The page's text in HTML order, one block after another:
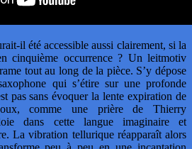
il été accessible aussi clairement, si la
cinquième occurrence ? Un leitmotiv
tout au long de la pièce. S’y dépose
qui s’étire sur une profonde
pas sans évoquer la lente expiration de
comme une prière de Thierry
dans cette langue imaginaire et
La vibration tellurique réapparaît alors